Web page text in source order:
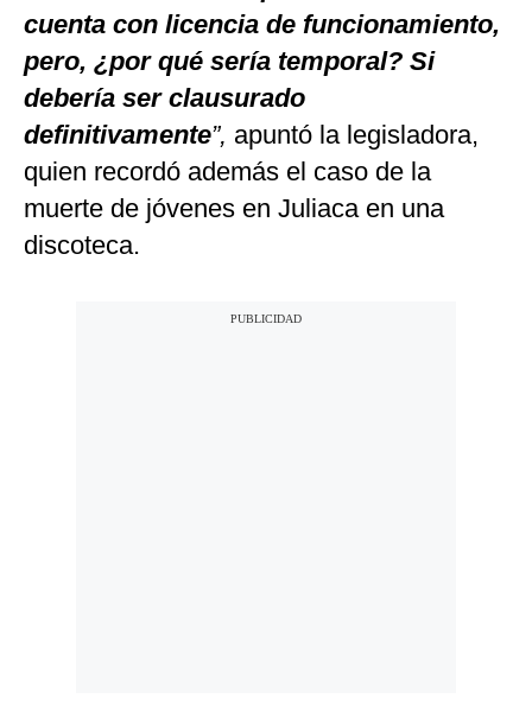
cuenta con licencia de funcionamiento,
pero, ¿por qué sería temporal? Si
debería ser clausurado
definitivamente”, apuntó la legisladora,
quien recordó además el caso de la
muerte de jóvenes en Juliaca en una
discoteca.